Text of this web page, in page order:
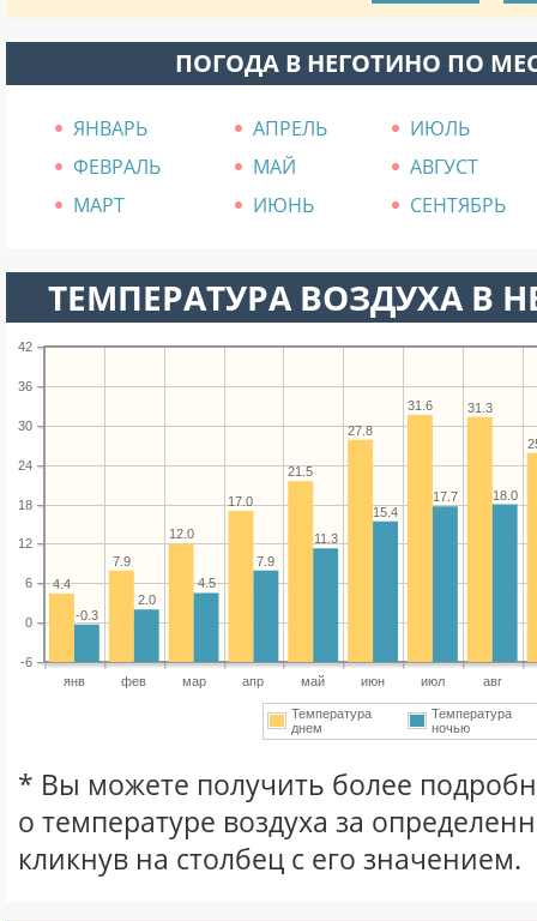
ПОГОДА В НЕГОТИНО ПО
ЯНВАРЬ АПРЕЛЬ
ИЮЛЬ
ФЕВРАЛЬ
МАЙ
АВГУСТ
МАРТ
ИЮНЬ СЕНТЯБРЬ
ТЕМПЕРАТУРА ВОЗДУХА В
янв фев мар апр май июн июл авг
-6
0
6
12
18
24
30
36
42
31.3
31.6
27.8
21.5
17.0
12.0
7.9
4.4
18.0
17.7
15.4
11.3
7.9
4.5
2.0
-0.3
Температура
днем
Температура
ночью
* Вы можете получить более
о температуре воздуха за
кликнув на столбец с его значением.